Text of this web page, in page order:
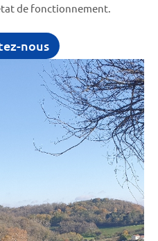
de fonctionnement.
nous